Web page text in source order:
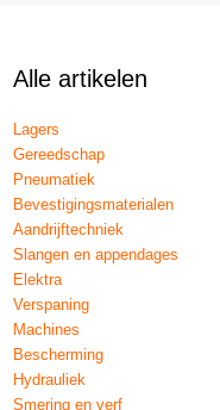
Alle artikelen
Lagers
Gereedschap
Pneumatiek
Bevestigingsmaterialen
Aandrijftechniek
Slangen en appendages
Elektra
Verspaning
Machines
Bescherming
Hydrauliek
Smering en verf